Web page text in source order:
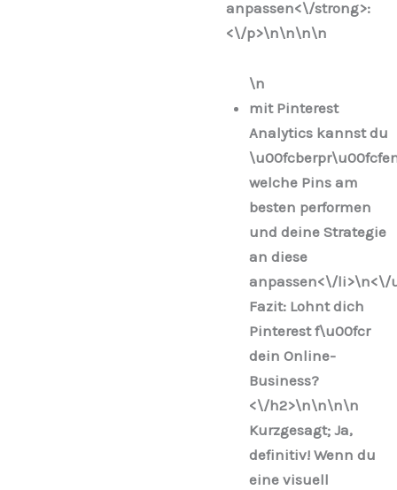
anpassen<\/strong>:
<\/p>\n\n\n\n
\n
mit Pinterest
Analytics kannst du
welche Pins am
besten performen
und deine Strategie
an diese
anpassen<\/li>\n<\/
Fazit: Lohnt dich
Pinterest f\u00fcr
dein Online-
Business?
<\/h2>\n\n\n\n
Kurzgesagt; Ja,
definitiv! Wenn du
eine visuell